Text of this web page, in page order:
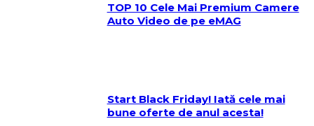
TOP 10 Cele Mai Premium Camere
Auto Video de pe eMAG
Start Black Friday! Iată cele mai
bune oferte de anul acesta!